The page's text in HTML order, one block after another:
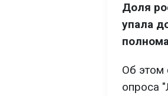
Доля
упала
Об этом
опроса